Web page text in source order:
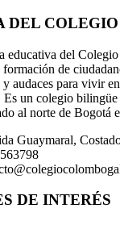
DEL COLEGIO
educativa del
de
y audaces para vivir
Es un colegio
al norte de Bogotá
Guaymaral,
DE INTERÉS